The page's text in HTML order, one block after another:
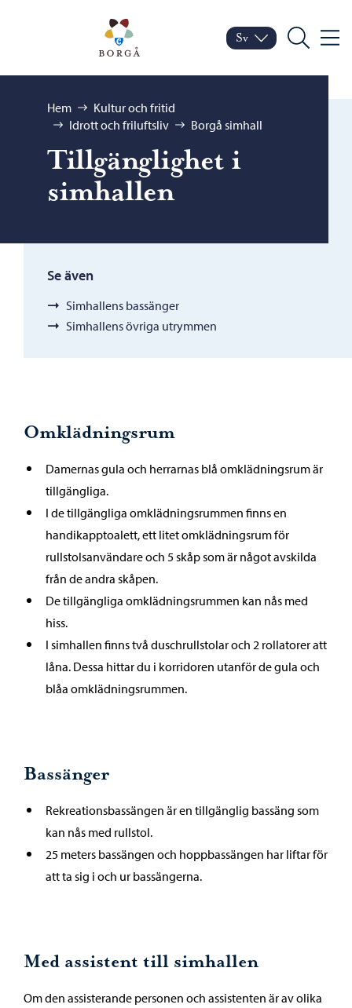
Porvoo – Gå till
Byt språk
Nuvarande språk:
Sv
Sök Meny
Bläddra:
Hem
Kultur och fritid
Idrott och friluftsliv
Borgå simhall
Tillgänglighet i
simhallen
Se även
Simhallens bassänger
Simhallens övriga utrymmen
Omklädningsrum
Damernas gula och herrarnas blå omklädningsrum är
tillgängliga.
I de tillgängliga omklädningsrummen finns en
handikapptoalett, ett litet omklädningsrum för
rullstolsanvändare och 5 skåp som är något avskilda
från de andra skåpen.
De tillgängliga omklädningsrummen kan nås med
hiss.
I simhallen finns två duschrullstolar och 2 rollatorer att
låna. Dessa hittar du i korridoren utanför de gula och
blåa omklädningsrummen.
Bassänger
Rekreationsbassängen är en tillgänglig bassäng som
kan nås med rullstol.
25 meters bassängen och hoppbassängen har liftar för
att ta sig i och ur bassängerna.
Med assistent till simhallen
Om den assisterande personen och assistenten är av olika